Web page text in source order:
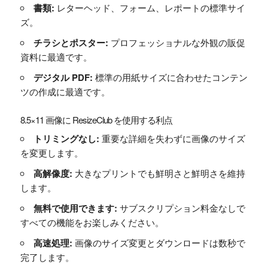
書類: レターヘッド、フォーム、レポートの標準サイ
ズ。
チラシとポスター: プロフェッショナルな外観の販促
資料に最適です。
デジタル PDF: 標準の用紙サイズに合わせたコンテン
ツの作成に最適です。
8.5×11 画像に ResizeClub を使用する利点
トリミングなし: 重要な詳細を失わずに画像のサイズ
を変更します。
高解像度: 大きなプリントでも鮮明さと鮮明さを維持
します。
無料で使用できます: サブスクリプション料金なしで
すべての機能をお楽しみください。
高速処理: 画像のサイズ変更とダウンロードは数秒で
完了します。